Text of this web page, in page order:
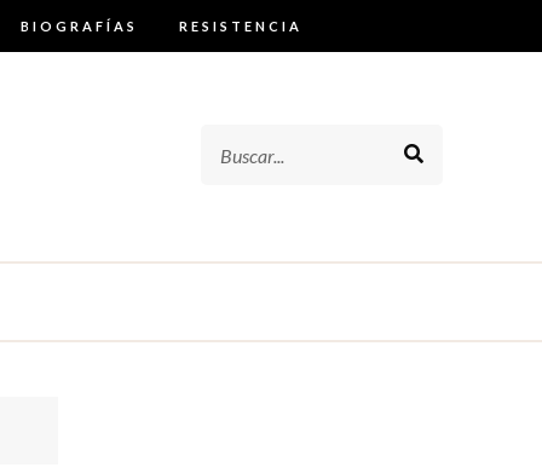
BIOGRAFÍAS RESISTENCIA